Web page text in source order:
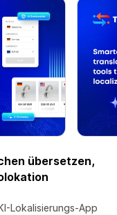
übersetzen,
Lokalisierungs-App